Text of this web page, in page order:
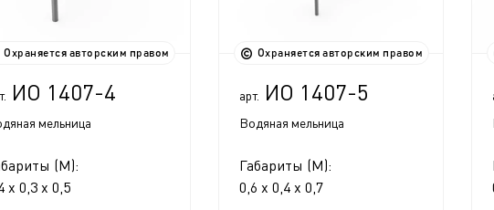
Охраняется авторским правом
ИО 1407-4
мельница
(М):
x 0,3 x 0,5
Охраняется авторским правом
арт. ИО 1407-5
Водяная мельница
Габариты (М):
0,6 x 0,4 x 0,7